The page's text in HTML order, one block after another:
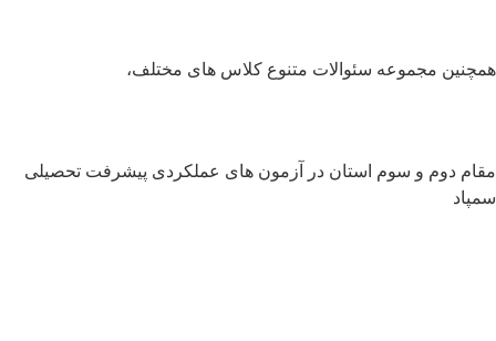
مجموعه سئوالات متنوع کلاس های مختلف،
دوم و سوم استان در آزمون های عملکردی پیشرفت تحصیلی